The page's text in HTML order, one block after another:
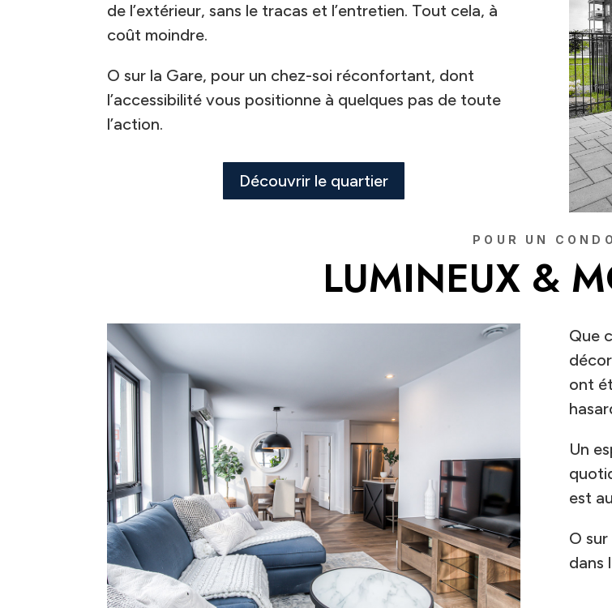
de l’extérieur, sans le tracas et l’entretien. Tout cela, à
coût moindre.
O sur la Gare, pour un chez-soi réconfortant, dont
l’accessibilité vous positionne à quelques pas de toute
l’action.
Découvrir le quartier
POUR UN CONDO
LUMINEUX &
Que
ont
Un
est
O
dans